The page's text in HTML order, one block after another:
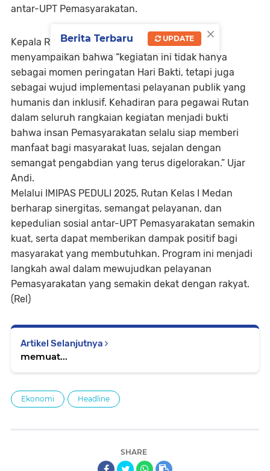
antar-UPT Pemasyarakatan.
Kepala Rutan Kelas I Medan, Andi Surya,
menyampaikan bahwa “kegiatan ini tidak hanya
sebagai momen peringatan Hari Bakti, tetapi juga
sebagai wujud implementasi pelayanan publik yang
humanis dan inklusif. Kehadiran para pegawai Rutan
dalam seluruh rangkaian kegiatan menjadi bukti
bahwa insan Pemasyarakatan selalu siap memberi
manfaat bagi masyarakat luas, sejalan dengan
semangat pengabdian yang terus digelorakan.” Ujar
Andi.
Melalui IMIPAS PEDULI 2025, Rutan Kelas I Medan
berharap sinergitas, semangat pelayanan, dan
kepedulian sosial antar-UPT Pemasyarakatan semakin
kuat, serta dapat memberikan dampak positif bagi
masyarakat yang membutuhkan. Program ini menjadi
langkah awal dalam mewujudkan pelayanan
Pemasyarakatan yang semakin dekat dengan rakyat.
(Rel)
Artikel Selanjutnya
memuat...
Ekonomi Headline
SHARE
×
Berita Terbaru UPDATE